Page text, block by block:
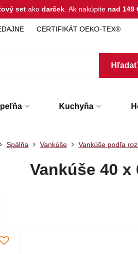
set ako darček Ak nakúpite nad 149
CERTIFIKÁT OEKO-TEX®
Hľadať
Kuchyňa
Spálňa Vankúše Vankúše podľa
Vankúše 40 x